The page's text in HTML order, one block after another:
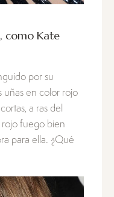
como Kate
por su
uñas en color rojo
a ras del
fuego bien
para ella. ¿Qué